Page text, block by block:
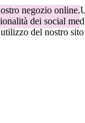
negozio online.
dei social
del nostro